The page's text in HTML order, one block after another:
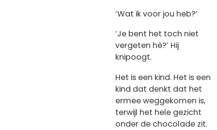
‘Wat ik voor jou heb?’
‘Je bent het toch niet
vergeten hè?’ Hij
knipoogt.
Het is een kind. Het is een
kind dat denkt dat het
ermee weggekomen is,
terwijl het hele gezicht
onder de chocolade zit.